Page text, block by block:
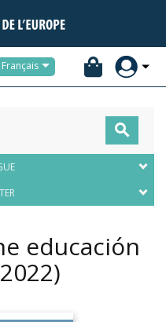
Français

educación